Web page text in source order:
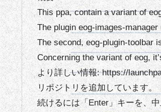
This ppa, contain a variant of
The plugin eog-images-
The second, eog-plugin-toolbar
Concerning the variant of eog,
より詳しい情報: https://
リポジトリを追加しています。
続けるには「Enter」キーを、